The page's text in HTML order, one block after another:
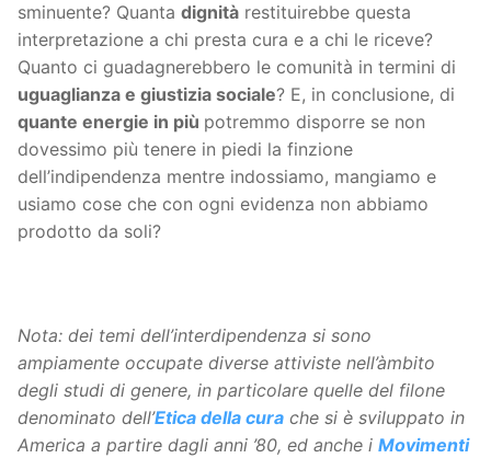
sminuente? Quanta dignità restituirebbe questa
interpretazione a chi presta cura e a chi le riceve?
Quanto ci guadagnerebbero le comunità in termini di
uguaglianza e giustizia sociale? E, in conclusione, di
quante energie in più potremmo disporre se non
dovessimo più tenere in piedi la finzione
dell’indipendenza mentre indossiamo, mangiamo e
usiamo cose che con ogni evidenza non abbiamo
prodotto da soli?
Nota: dei temi dell’interdipendenza si sono
ampiamente occupate diverse attiviste nell’àmbito
degli studi di genere, in particolare quelle del filone
denominato dell’Etica della cura che si è sviluppato in
America a partire dagli anni ’80, ed anche i Movimenti